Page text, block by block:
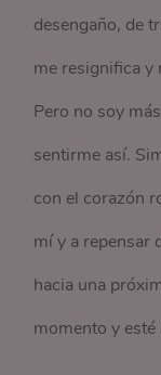
desengaño, de
me resignifica y
Pero no soy
sentirme así.
con el corazón
mí y a repensar
hacia una
momento y esté